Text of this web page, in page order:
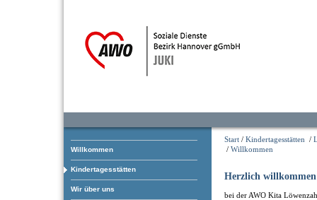
Willkommen
Kindertagesstätten
Wir über uns
Start / Kindertagesstätten /
/ Willkommen
Herzlich willkommen
bei der AWO Kita